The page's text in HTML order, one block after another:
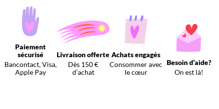
Paiement
sécurisé
Bancontact, Visa,
Apple Pay
Livraison offerte
Dès 150 €
d’achat
Achats engagés
Consommer avec
le cœur
Besoin d’aide?
On est là!